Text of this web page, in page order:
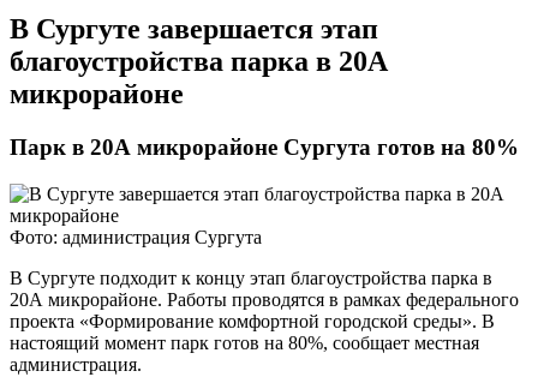
​В Сургуте завершается этап
благоустройства парка в 20А
микрорайоне
Парк в 20А микрорайоне Сургута готов на 80%
Фото: администрация Сургута
В Сургуте подходит к концу этап благоустройства парка в
20А микрорайоне. Работы проводятся в рамках федерального
проекта «Формирование комфортной городской среды». В
настоящий момент парк готов на 80%, сообщает местная
администрация.